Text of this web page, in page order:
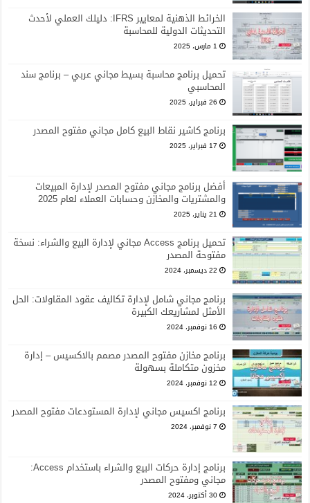
الخرائط الذهنية لمعايير IFRS: دليلك العملي لأحدث
التحديثات الدولية للمحاسبة
1 مارس، 2025
تحميل برنامج محاسبة بسيط مجاني عربي – برنامج سند
المحاسبي
26 فبراير، 2025
برنامج كاشير نقاط البيع كامل مجاني مفتوح المصدر
17 فبراير، 2025
أفضل برنامج مجاني مفتوح المصدر لإدارة المبيعات
والمشتريات والمخازن وحسابات العملاء لعام 2025
21 يناير، 2025
تحميل برنامج Access مجاني لإدارة البيع والشراء: نسخة
مفتوحة المصدر
22 ديسمبر، 2024
برنامج مجاني شامل لإدارة تكاليف عقود المقاولات: الحل
الأمثل لمشاريعك الكبيرة
16 نوفمبر، 2024
برنامج مخازن مفتوح المصدر مصمم بالاكسيس – إدارة
مخزون متكاملة بسهولة
12 نوفمبر، 2024
برنامج اكسيس مجاني لإدارة المستودعات مفتوح المصدر
7 نوفمبر، 2024
برنامج إدارة حركات البيع والشراء باستخدام Access:
مجاني ومفتوح المصدر
30 أكتوبر، 2024